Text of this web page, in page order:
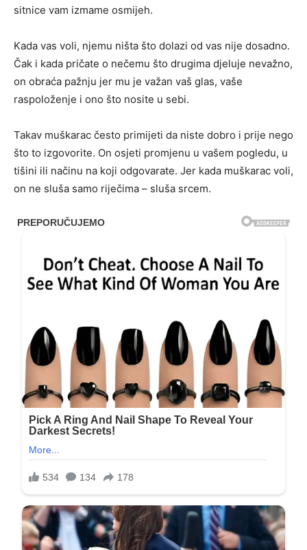
sitnice vam izmame osmijeh.
Kada vas voli, njemu ništa što dolazi od vas nije dosadno.
Čak i kada pričate o nečemu što drugima djeluje nevažno,
on obraća pažnju jer mu je važan vaš glas, vaše
raspoloženje i ono što nosite u sebi.
Takav muškarac često primijeti da niste dobro i prije nego
što to izgovorite. On osjeti promjenu u vašem pogledu, u
tišini ili načinu na koji odgovarate. Jer kada muškarac voli,
on ne sluša samo riječima – sluša srcem.